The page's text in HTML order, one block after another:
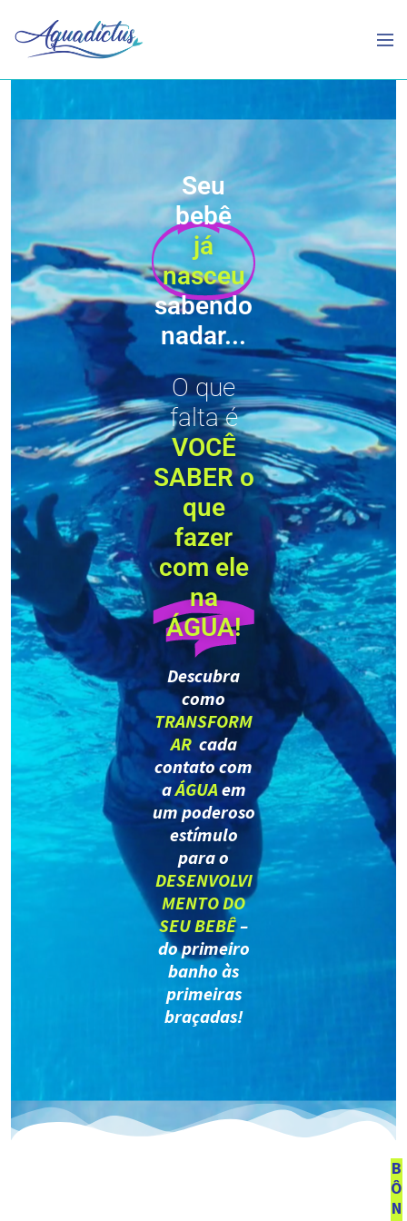
Seu
bebê
já
nasceu
sabendo
nadar...
O que
falta é
VOCÊ
SABER o
que
fazer
com ele
na
ÁGUA!
Descubra
como
TRANSFORM
AR cada
contato com
aÁGUAem
um poderoso
estímulo
para o
DESENVOLVI
MENTO DO
SEU BEBÊ–
do primeiro
banho às
primeiras
braçadas!
B
Ô
N